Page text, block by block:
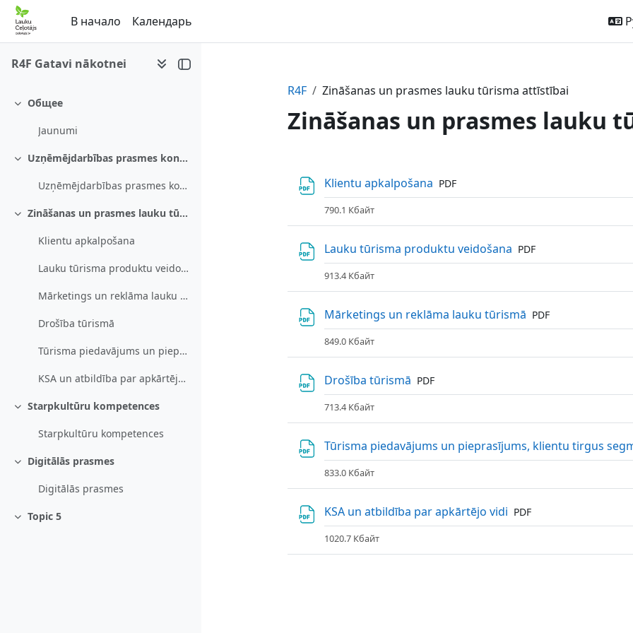
Перейти к основному содержанию
В начало
Календарь
R4F Gatavi nākotnei
Свернуть
Общее
Jaunumi
Свернуть Uzņēmējdarbības prasmes koncentrējoties uz KSA
Uzņēmējdarbības prasmes koncentrējoties uz KSA
Свернуть Zināšanas un prasmes lauku tūrisma attīstībai
Klientu apkalpošana
Lauku tūrisma produktu veidošana
Mārketings un reklāma lauku tūrismā
Drošība tūrismā
Tūrisma piedavājums un pieprasījums, klientu tirgus segmentācija
KSA un atbildība par apkārtējo vidi
Свернуть
Starpkultūru kompetences
Starpkultūru kompetences
Свернуть
Digitālās prasmes
Digitālās prasmes
Свернуть
Topic 5
R4F
Zināšanas un prasmes lauku tūrisma attīstībai
Zināšanas un prasmes lauku
Klientu apkalpošana Файл
PDF
790.1 Кбайт
Lauku tūrisma produktu veidošana Файл
PDF
913.4 Кбайт
Mārketings un reklāma lauku tūrismā Файл
PDF
849.0 Кбайт
Drošība tūrismā Файл
PDF
713.4 Кбайт
Tūrisma piedavājums un pieprasījums, klientu tirgus
833.0 Кбайт
KSA un atbildība par apkārtējo vidi Файл
PDF
1020.7 Кбайт